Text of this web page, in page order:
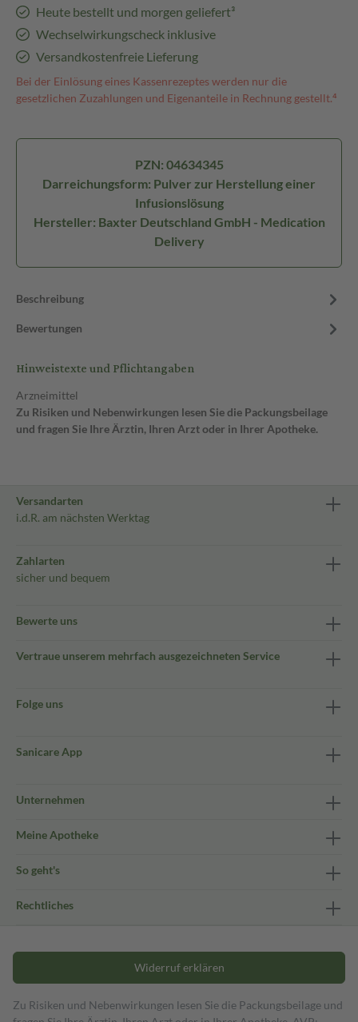
Heute bestellt und morgen geliefert³
Wechselwirkungscheck inklusive
Versandkostenfreie Lieferung
Bei der Einlösung eines Kassenrezeptes werden nur die
gesetzlichen Zuzahlungen und Eigenanteile in Rechnung gestellt.⁴
PZN: 04634345
Darreichungsform: Pulver zur Herstellung einer
Infusionslösung
Hersteller: Baxter Deutschland GmbH - Medication
Delivery
Beschreibung
Bewertungen
Hinweistexte und Pflichtangaben
Arzneimittel
Zu Risiken und Nebenwirkungen lesen Sie die Packungsbeilage
und fragen Sie Ihre Ärztin, Ihren Arzt oder in Ihrer Apotheke.
Versandarten
i.d.R. am nächsten Werktag
Zahlarten
sicher und bequem
Bewerte uns
Vertraue unserem mehrfach ausgezeichneten Service
Folge uns
Sanicare App
Unternehmen
Meine Apotheke
So geht's
Rechtliches
Widerruf erklären
Zu Risiken und Nebenwirkungen lesen Sie die Packungsbeilage und